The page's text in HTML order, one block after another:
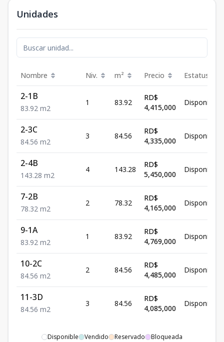
Unidades
Nombre Niv. m² Precio Estatus
2-1B
83.92 m2
1 83.92
RD$
4,415,000
Disponible
2-3C
84.56 m2
3 84.56
RD$
4,335,000
Disponible
2-4B
143.28 m2
4 143.28
RD$
5,450,000
Disponible
7-2B
78.32 m2
2 78.32
RD$
4,165,000
Disponible
9-1A
83.92 m2
1 83.92
RD$
4,769,000
Disponible
10-2C
84.56 m2
2 84.56
RD$
4,485,000
Disponible
11-3D
84.56 m2
3 84.56
RD$
4,085,000
Disponible
Disponible Vendido Reservado Bloqueada